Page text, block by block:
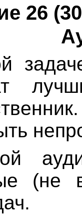
26
(не